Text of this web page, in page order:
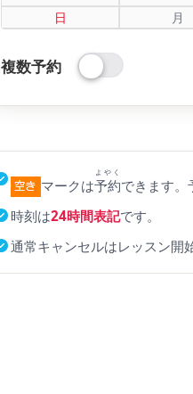
日 月
複数予約
マークは予約
よやく
できます。
時刻は24時間表記です。
通常キャンセルはレッスン開